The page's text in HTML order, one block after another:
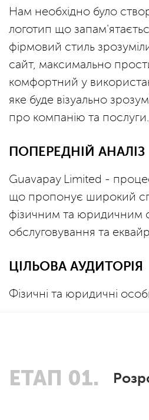
Нам необхідно було
логотип що
фірмовий стиль
сайт, максимально
комфортний у
яке буде візуально
про компанію та послуги.
ПОПЕРЕДНІЙ АНАЛІЗ
Guavapay Limited -
що пропонує широкий
фізичним та юридичним
обслуговування та
ЦІЛЬОВА АУДИТОРІЯ
Фізичні та юридичні
ЕТАП 01.